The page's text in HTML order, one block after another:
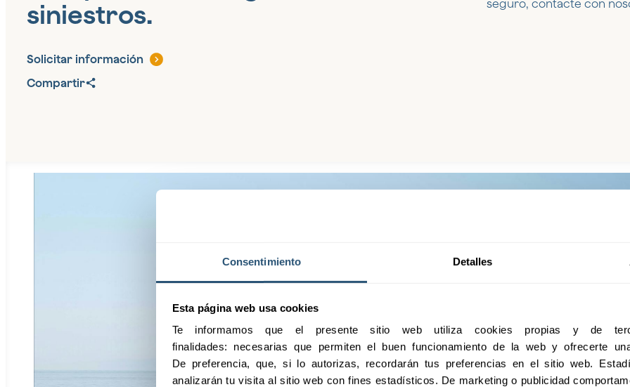
Consentimiento Detalles
Esta página web usa cookies
Te informamos que el presente sitio web utiliza cookies propias y de
finalidades: necesarias que permiten el buen funcionamiento de la web y ofrecerte
De preferencia, que, si lo autorizas, recordarán tus preferencias en el sitio web.
analizarán tu visita al sitio web con fines estadísticos. De marketing o publicidad
siniestros.
Solicitar información
Compartir
seguro, contacte con